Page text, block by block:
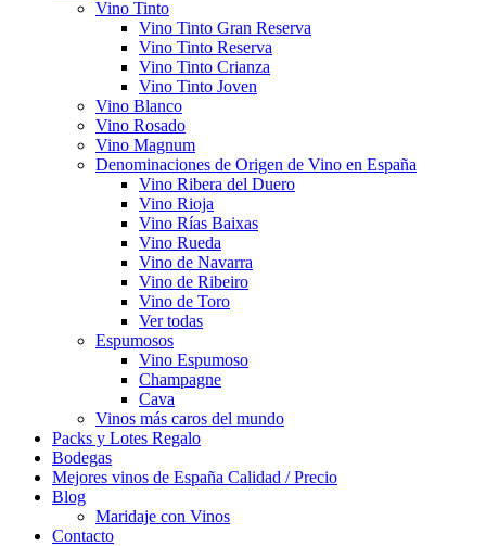
Vino Tinto
Vino Tinto Gran Reserva
Vino Tinto Reserva
Vino Tinto Crianza
Vino Tinto Joven
Vino Blanco
Vino Rosado
Vino Magnum
Denominaciones de Origen de Vino en España
Vino Ribera del Duero
Vino Rioja
Vino Rías Baixas
Vino Rueda
Vino de Navarra
Vino de Ribeiro
Vino de Toro
Ver todas
Espumosos
Vino Espumoso
Champagne
Cava
Vinos más caros del mundo
Packs y Lotes Regalo
Bodegas
Mejores vinos de España Calidad / Precio
Blog
Maridaje con Vinos
Contacto